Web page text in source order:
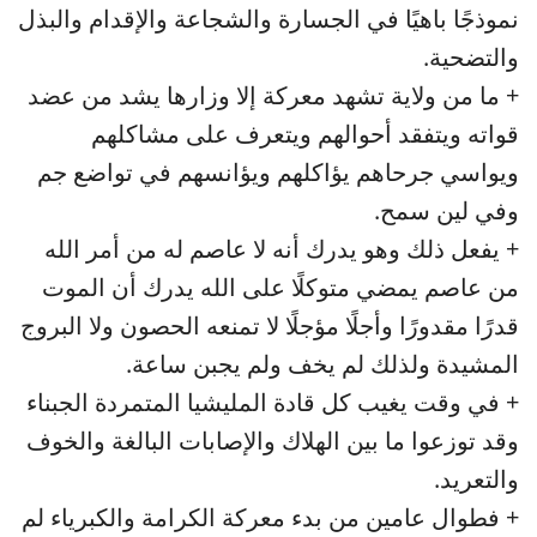
نموذجًا باهيًا في الجسارة والشجاعة والإقدام والبذل
والتضحية.
+ ما من ولاية تشهد معركة إلا وزارها يشد من عضد
قواته ويتفقد أحوالهم ويتعرف على مشاكلهم
ويواسي جرحاهم يؤاكلهم ويؤانسهم في تواضع جم
وفي لين سمح.
+ يفعل ذلك وهو يدرك أنه لا عاصم له من أمر الله
من عاصم يمضي متوكلًا على الله يدرك أن الموت
قدرًا مقدورًا وأجلًا مؤجلًا لا تمنعه الحصون ولا البروج
المشيدة ولذلك لم يخف ولم يجبن ساعة.
+ في وقت يغيب كل قادة المليشيا المتمردة الجبناء
وقد توزعوا ما بين الهلاك والإصابات البالغة والخوف
والتعريد.
+ فطوال عامين من بدء معركة الكرامة والكبرياء لم